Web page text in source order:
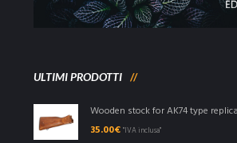
ULTIMI PRODOTTI
Wooden stock for AK74 type
35.00€ "IVA inclusa"